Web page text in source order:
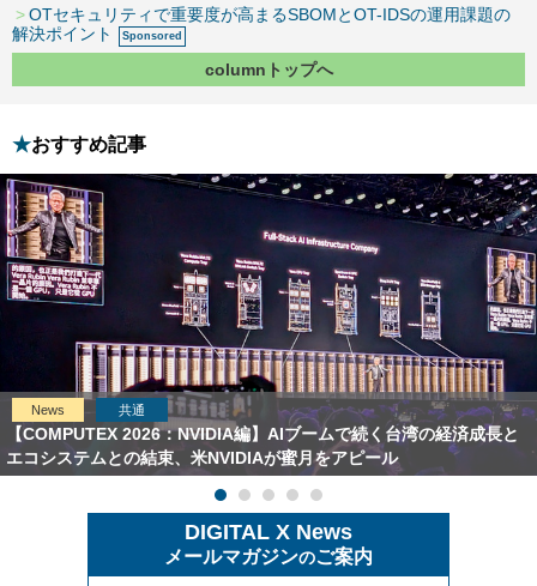
OTセキュリティで重要度が高まるSBOMとOT-IDSの運用課題の
解決ポイント
columnトップへ
おすすめ記事
News 共通
【COMPUTEX 2026：NVIDIA編】AIブームで続く台湾の経済成長と
エコシステムとの結束、米NVIDIAが蜜月をアピール
DIGITAL X News
メールマガジンのご案内